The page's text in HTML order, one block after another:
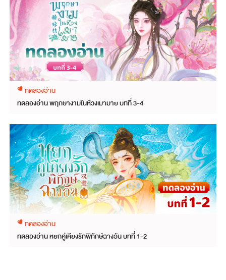
ทดลองอ่าน
ทดลองอ่าน พฤกษางามในห้วงเมามาย บทที่ 3-4
ทดลองอ่าน
ทดลองอ่าน หยกคู่เคียงรักพิทักษ์ฉางอัน บทที่ 1-2